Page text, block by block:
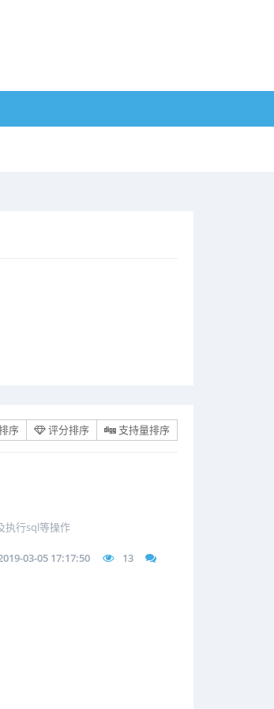
序 评分排序 支持量排序
执行sql等操作
03-05 17:17:50 13